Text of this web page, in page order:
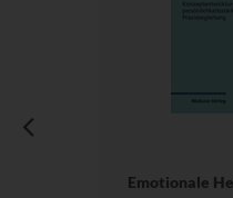
Emotionale